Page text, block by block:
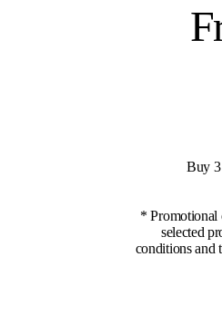
Buy 3
* Promotional
selected
conditions and